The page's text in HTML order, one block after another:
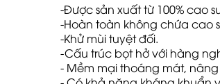
-Được sản xuất từ 100% cao
-Hoàn toàn không chứa cao
-Khử mùi tuyệt đối.
-Cấu trúc bọt hở với hàng
- Mềm mại thoáng mát,